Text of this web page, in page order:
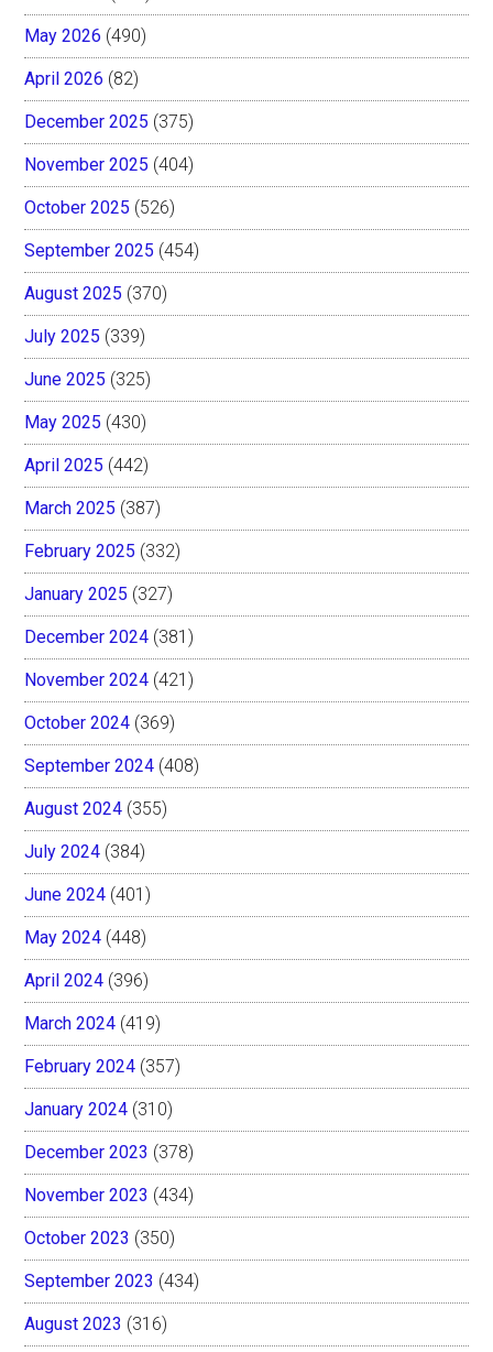
May 2026 (490)
April 2026 (82)
December 2025 (375)
November 2025 (404)
October 2025 (526)
September 2025 (454)
August 2025 (370)
July 2025 (339)
June 2025 (325)
May 2025 (430)
April 2025 (442)
March 2025 (387)
February 2025 (332)
January 2025 (327)
December 2024 (381)
November 2024 (421)
October 2024 (369)
September 2024 (408)
August 2024 (355)
July 2024 (384)
June 2024 (401)
May 2024 (448)
April 2024 (396)
March 2024 (419)
February 2024 (357)
January 2024 (310)
December 2023 (378)
November 2023 (434)
October 2023 (350)
September 2023 (434)
August 2023 (316)